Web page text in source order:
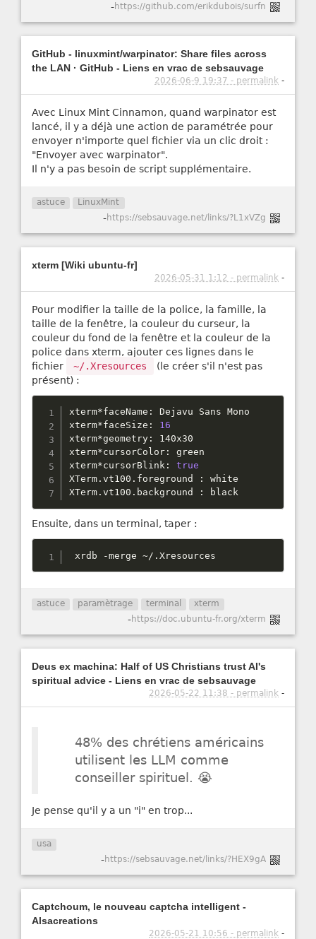
-https://github.com/erikdubois/surfn
GitHub - linuxmint/warpinator: Share files across
the LAN · GitHub - Liens en vrac de sebsauvage
2026-06-9 19:37 - permalink -
Avec Linux Mint Cinnamon, quand warpinator est
lancé, il y a déjà une action de paramétrée pour
envoyer n'importe quel fichier via un clic droit :
"Envoyer avec warpinator".
Il n'y a pas besoin de script supplémentaire.
astuce LinuxMint
-https://sebsauvage.net/links/?L1xVZg
xterm [Wiki ubuntu-fr]
2026-05-31 1:12 - permalink -
Pour modifier la taille de la police, la famille, la
taille de la fenêtre, la couleur du curseur, la
couleur du fond de la fenêtre et la couleur de la
police dans xterm, ajouter ces lignes dans le
fichier
~/.Xresources
(le créer s'il n'est pas
présent) :
xterm*faceName :
Dejavu Sans Mono
xterm*faceSize :
16
xterm*geometry :
140x30
xterm*cursorColor :
green
xterm*cursorBlink :
true
XTerm .vt100 . foreground :
white
XTerm .vt100 . background : black
Ensuite, dans un terminal, taper :
xrdb -merge ~/ .Xresources
astuce paramètrage terminal xterm
-https://doc.ubuntu-fr.org/xterm
Deus ex machina: Half of US Christians trust AI's
spiritual advice - Liens en vrac de sebsauvage
2026-05-22 11:38 - permalink -
48% des chrétiens américains
utilisent les LLM comme
conseiller spirituel. 😭
Je pense qu'il y a un "i" en trop...
usa
-https://sebsauvage.net/links/?HEX9gA
Captchoum, le nouveau captcha intelligent -
Alsacreations
2026-05-21 10:56 - permalink -